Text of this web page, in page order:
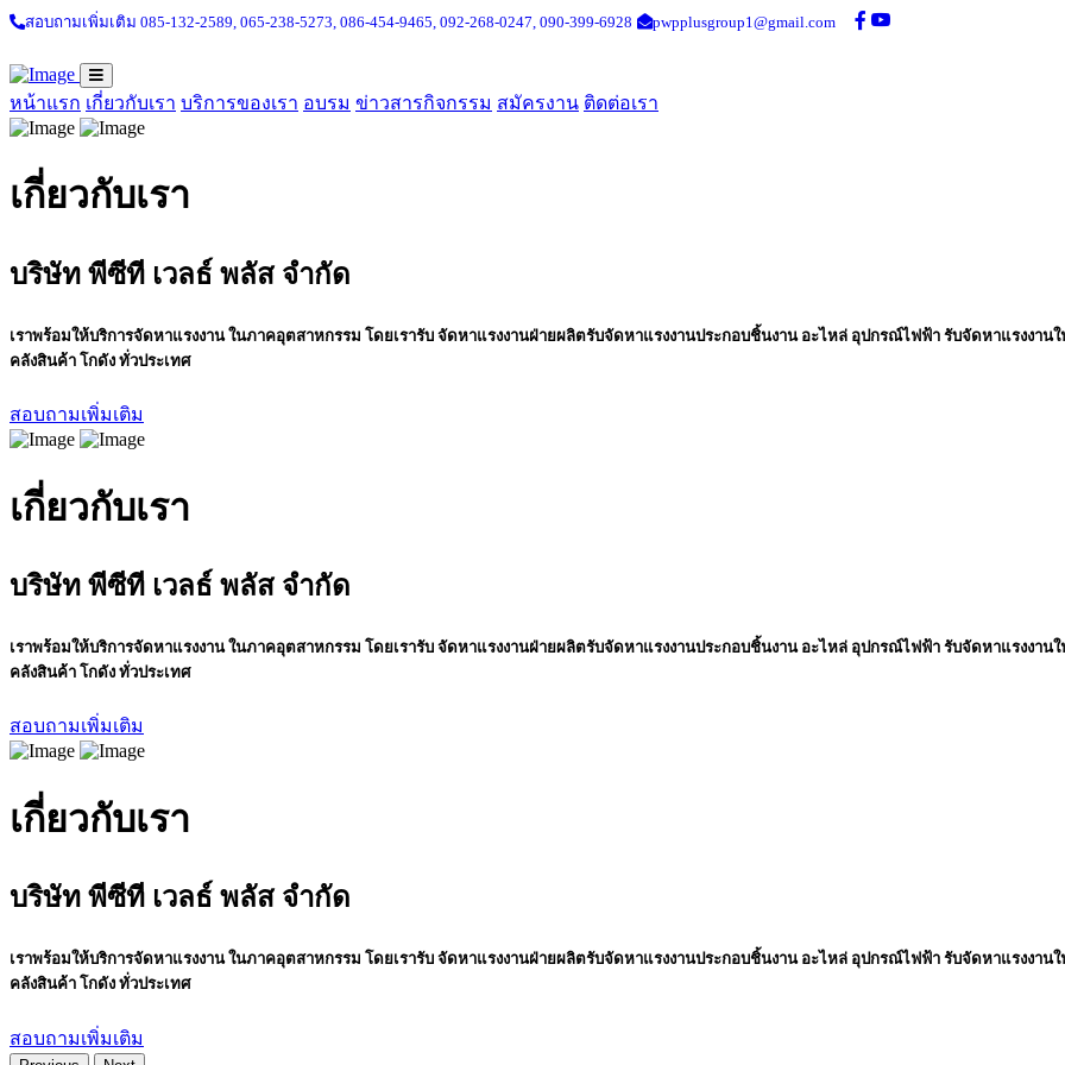
สอบถามเพิ่มเติม 085-132-2589, 065-238-5273, 086-454-9465, 092-268-0247, 090-399-6928 pwpplusgroup1@gmail.com
หน้าแรก เกี่ยวกับเรา บริการของเรา อบรม ข่าวสารกิจกรรม สมัครงาน ติดต่อเรา
เกี่ยวกับเรา
บริษัท พีซีที เวลธ์ พลัส จำกัด
เราพร้อมให้บริการจัดหาแรงงาน ในภาคอุตสาหกรรม โดยเรารับ จัดหาแรงงานฝ่ายผลิตรับจัดหาแรงงานประกอบชิ้นงาน อะไหล่ อุปกรณ์ไฟฟ้า รับจัดหาแรงงานใ
คลังสินค้า โกดัง ทั่วประเทศ
สอบถามเพิ่มเติม
เกี่ยวกับเรา
บริษัท พีซีที เวลธ์ พลัส จำกัด
เราพร้อมให้บริการจัดหาแรงงาน ในภาคอุตสาหกรรม โดยเรารับ จัดหาแรงงานฝ่ายผลิตรับจัดหาแรงงานประกอบชิ้นงาน อะไหล่ อุปกรณ์ไฟฟ้า รับจัดหาแรงงานใ
คลังสินค้า โกดัง ทั่วประเทศ
สอบถามเพิ่มเติม
เกี่ยวกับเรา
บริษัท พีซีที เวลธ์ พลัส จำกัด
เราพร้อมให้บริการจัดหาแรงงาน ในภาคอุตสาหกรรม โดยเรารับ จัดหาแรงงานฝ่ายผลิตรับจัดหาแรงงานประกอบชิ้นงาน อะไหล่ อุปกรณ์ไฟฟ้า รับจัดหาแรงงานใ
คลังสินค้า โกดัง ทั่วประเทศ
สอบถามเพิ่มเติม